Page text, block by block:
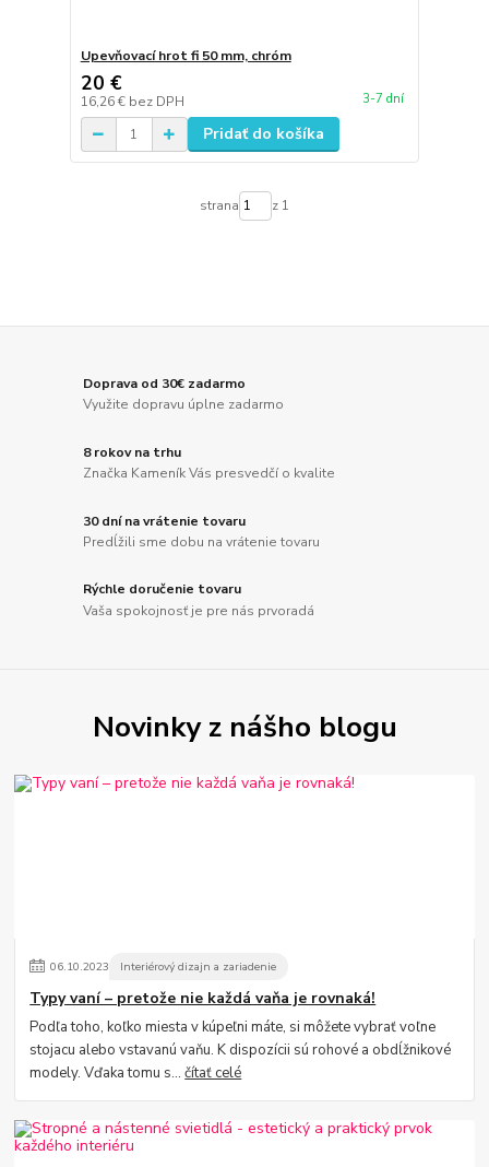
Upevňovací hrot fi 50 mm, chróm
20 €
16,26 € bez DPH 3-7 dní
Pridať do košíka
strana z 1
Doprava od 30€ zadarmo
Využite dopravu úplne zadarmo
8 rokov na trhu
Značka Kameník Vás presvedčí o kvalite
30 dní na vrátenie tovaru
Predĺžili sme dobu na vrátenie tovaru
Rýchle doručenie tovaru
Vaša spokojnosť je pre nás prvoradá
Novinky z nášho blogu
06.10.2023 Interiérový dizajn a zariadenie
Typy vaní – pretože nie každá vaňa je rovnaká!
Podľa toho, koľko miesta v kúpeľni máte, si môžete vybrať voľne
stojacu alebo vstavanú vaňu. K dispozícii sú rohové a obdĺžnikové
modely. Vďaka tomu s...čítať celé